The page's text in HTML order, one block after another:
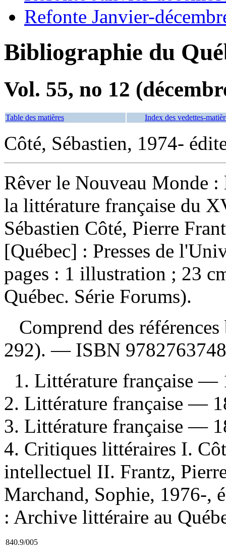
Refonte Janvier-
Bibliographie du
Vol. 55, no 12
Table des matières Index des vedettes-
Côté, Sébastien, 1974-
Rêver le Nouveau Monde
la littérature française du
Sébastien Côté, Pierre
[Québec] : Presses de
pages : 1 illustration ; 23
Québec. Série Forums).
Comprend des
292). — ISBN
1. Littérature française
2. Littérature française —
3. Littérature française —
4. Critiques littéraires I.
intellectuel II. Frantz,
Marchand, Sophie, 1976-
: Archive littéraire au
840.9/005